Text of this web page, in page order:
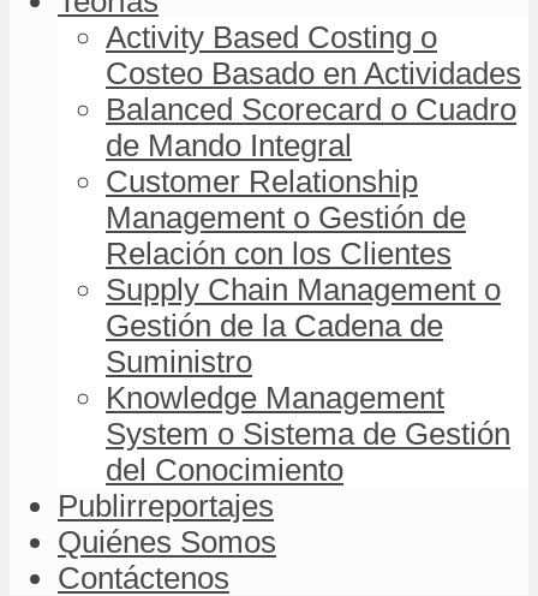
Activity Based Costing o
Costeo Basado en Actividades
Balanced Scorecard o Cuadro
de Mando Integral
Customer Relationship
Management o Gestión de
Relación con los Clientes
Supply Chain Management o
Gestión de la Cadena de
Suministro
Knowledge Management
System o Sistema de Gestión
del Conocimiento
Publirreportajes
Quiénes Somos
Contáctenos